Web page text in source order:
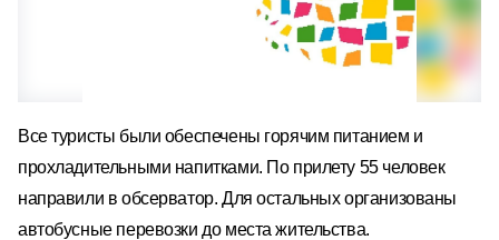
Все туристы были обеспечены горячим питанием и
прохладительными напитками. По прилету 55 человек
направили в обсерватор. Для остальных организованы
автобусные перевозки до места жительства.